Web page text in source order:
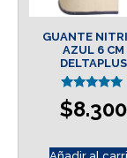
GUANTE
AZUL 6 CM
DELTAPLUS
Valorado en
5.00
de 5
$8.300